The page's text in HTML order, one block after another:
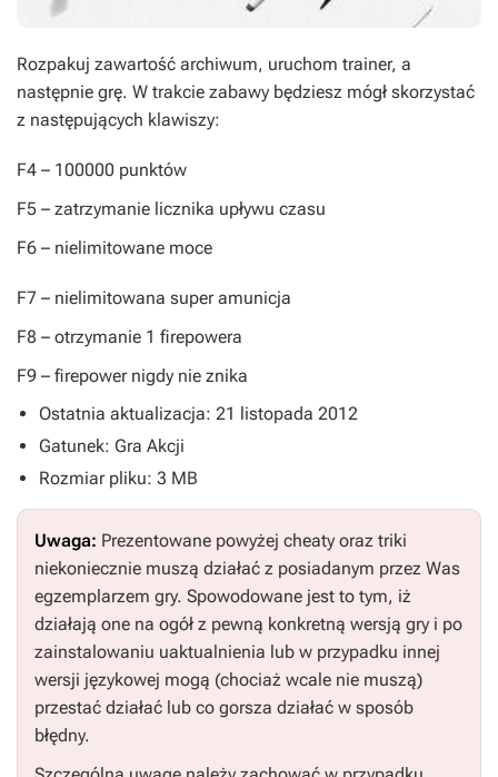
Rozpakuj zawartość archiwum, uruchom trainer, a
następnie grę. W trakcie zabawy będziesz mógł skorzystać
z następujących klawiszy:
F4 – 100000 punktów
F5 – zatrzymanie licznika upływu czasu
F6 – nielimitowane moce
F7 – nielimitowana super amunicja
F8 – otrzymanie 1 firepowera
F9 – firepower nigdy nie znika
Ostatnia aktualizacja: 21 listopada 2012
Gatunek: Gra Akcji
Rozmiar pliku: 3 MB
Uwaga: Prezentowane powyżej cheaty oraz triki
niekoniecznie muszą działać z posiadanym przez Was
egzemplarzem gry. Spowodowane jest to tym, iż
działają one na ogół z pewną konkretną wersją gry i po
zainstalowaniu uaktualnienia lub w przypadku innej
wersji językowej mogą (chociaż wcale nie muszą)
przestać działać lub co gorsza działać w sposób
błędny.